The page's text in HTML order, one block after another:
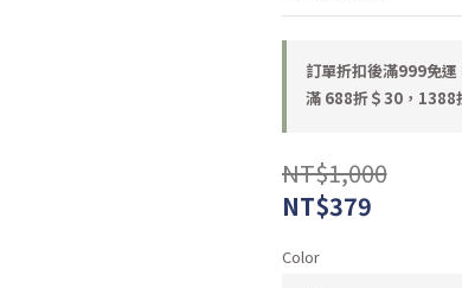
訂單折扣後滿999免
滿 688折＄30，
NT$1,000
NT$379
Color